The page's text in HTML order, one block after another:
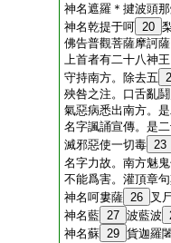
神名遮羅＊揵波頭
神名乾提于呵 20
佛告普觀菩薩摩訶
上首者有二十八神
守持南方。除去五
殃咎之注。口舌亂
氣惡病悉出南方。
名字諷誦宣傳。是
滅邪惡使一切毒 23
名字力故。南方魅
不能爲害。灌頂章
神名呵婁薩 26 叉
神名藍 27 波藍波
神名蘇 29 貨迦羅